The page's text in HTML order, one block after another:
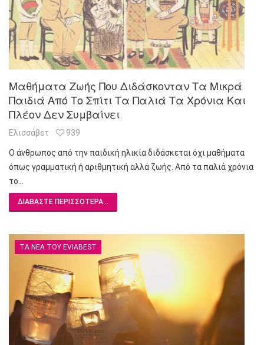
Μαθήματα Ζωής Που Διδάσκονταν Τα Μικρά
Παιδιά Από Το Σπίτι Τα Παλιά Τα Χρόνια Και
Πλέον Δεν Συμβαίνει
Ελισσάβετ 939
Ο άνθρωπος από την παιδική ηλικία διδάσκεται όχι μαθήματα
όπως γραμματική ή αριθμητική αλλά ζωής. Από τα παλιά χρόνια
το…
ΔΙΑΒΆΣΤΕ ΠΕΡΙΣΣΌΤΕΡΑ...
ΤΑ ΝΈΑ ΤΟΥ EVIABEST